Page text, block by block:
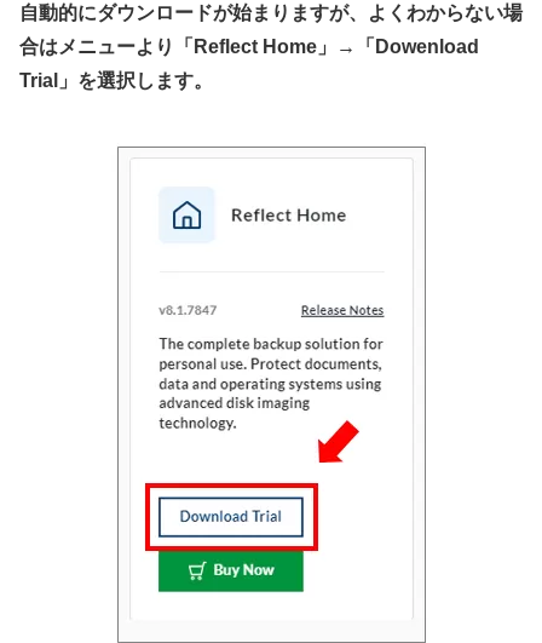
自動的にダウンロードが始まりますが、よくわからない場
合はメニューより「Reflect Home」→「Dowenload
Trial」を選択します。